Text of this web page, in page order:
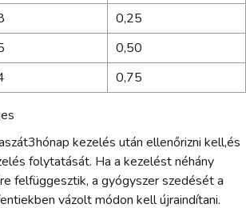
0,25
0,50
0,75
kezelés után ellenőrizni kell,és
folytatását. Ha a kezelést néhány
felfüggesztik, a gyógyszer szedését a
vázolt módon kell újraindítani.